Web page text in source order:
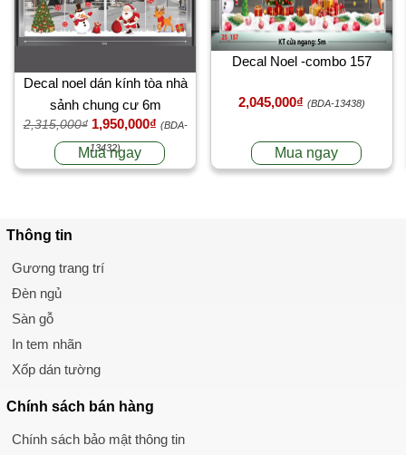
Decal noel dán kính tòa nhà
sảnh chung cư 6m
2,315,000₫ 1,950,000₫ (BDA-
13432)
Mua ngay
Decal Noel -combo 157
2,045,000₫ (BDA-13438)
Mua ngay
Thông tin
Gương trang trí
Đèn ngủ
Sàn gỗ
In tem nhãn
Xốp dán tường
Chính sách bán hàng
Chính sách bảo mật thông tin